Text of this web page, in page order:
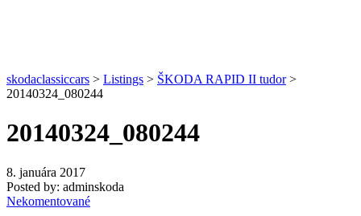
skodaclassiccars > Listings > ŠKODA RAPID II tudor>
20140324_080244
20140324_080244
8. januára 2017
Posted by: adminskoda
Nekomentované